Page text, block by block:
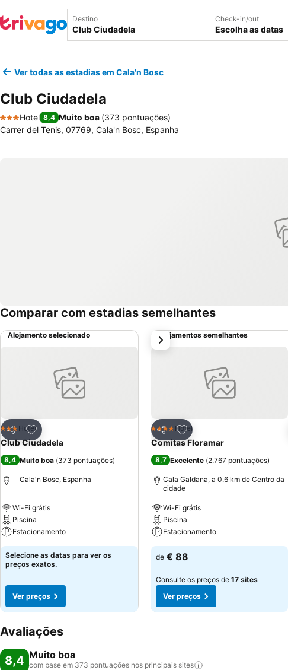
Destino Check-in/out
Escolha as datas
Ver todas as estadias em Cala'n Bosc
Club Ciudadela
3 Estrelas
Hotel 8,4 Muito boa (373 pontuações)
Carrer del Tenis, 07769, Cala'n Bosc, Espanha
Comparar com estadias semelhantes
Alojamento selecionado
Partilhar
Adicionar aos favoritos
3 Estrelas
Hotel
Club Ciudadela
8,4 Muito boa (373 pontuações)
Cala'n Bosc, Espanha
Wi-Fi grátis
Piscina
Estacionamento
Selecione as datas para ver os
preços exatos.
Ver preços
Alojamentos semelhantes
Partilhar
Adicionar aos favoritos
4 EstrelasHotel
Comitas Floramar
8,7 Excelente (2.767 pontuações)
Cala Galdana, a 0.6 km de Centro da
cidade
Wi-Fi grátis
Piscina
Estacionamento
de € 88
Consulte os preços de 17 sites
Ver preços
próximo
Avaliações
8,4 Muito boa
com base em 373 pontuações nos principais sites